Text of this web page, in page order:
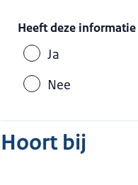
Heeft deze
Ja
Nee
Hoort bij